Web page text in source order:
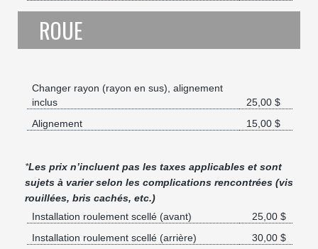
ROUE
Changer rayon (rayon en sus), alignement
inclus
25,00 $
Alignement
15,00 $
*Les prix n’incluent pas les taxes applicables et sont
sujets à varier selon les complications rencontrées (vis
rouillées, bris cachés, etc.)
Installation roulement scellé (avant)
25,00 $
Installation roulement scellé (arrière)
30,00 $